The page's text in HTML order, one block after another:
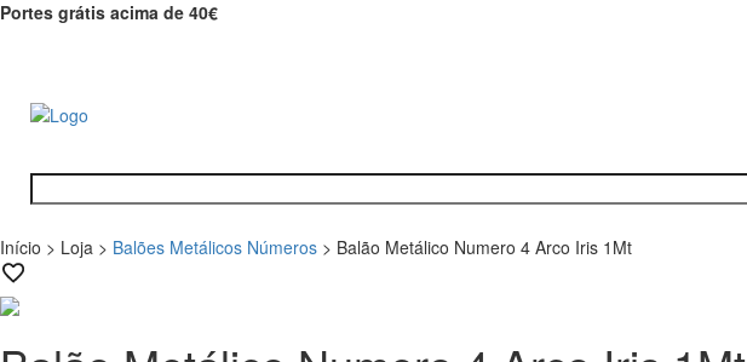
Portes grátis acima de 40€
Início > Loja > Balões Metálicos Números > Balão Metálico Numero 4 Arco Iris 1Mt